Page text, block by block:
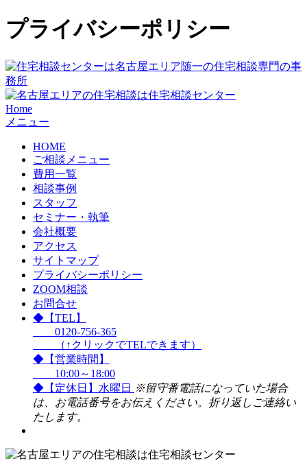
プライバシーポリシー
Home
メニュー
HOME
ご相談メニュー
費用一覧
相談事例
スタッフ
セミナー・執筆
会社概要
アクセス
サイトマップ
プライバシーポリシー
ZOOM相談
お問合せ
◆【TEL】
0120-756-365
（↑クリックでTELできます）
◆【営業時間】
10:00～18:00
◆【定休日】水曜日
※留守番電話になっていた場合
は、お電話番号をお伝えください。折り返しご連絡い
たします。